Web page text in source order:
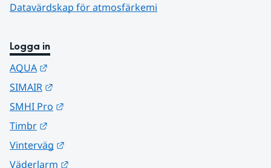
Datavärdskap för atmosfärkemi
Logga in
AQUA
SIMAIR
SMHI Pro
Timbr
Vinterväg
Väderlarm